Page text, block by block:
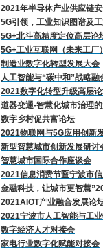
2021年半导体产业供应链
5G引领，工业知识图谱及
5G+北斗高精度定位高层论
5G+工业互联网（未来工厂
制造业数字化转型发展大会
人工智能与“碳中和”战略融
2021数字化转型升级高层
道器变通-智慧化城市治理
数字乡村促共富论坛
2021物联网与5G应用创新
新型智慧城市创新发展研讨
智慧城市国际合作座谈会
2021信息消费节暨宁波市
金融科技，让城市更智慧
2021AIOT产业融合发展论
2021宁波市人工智能与工
数字经济人才对接会
家电行业数字化赋能对接会